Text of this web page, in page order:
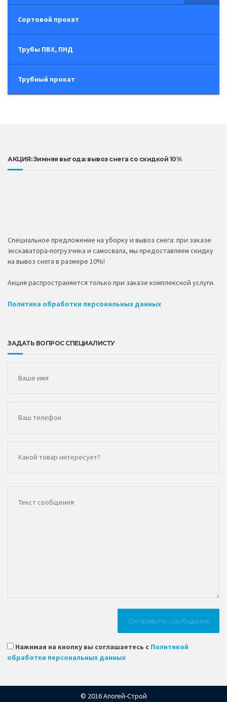
Сортовой прокат
Трубы ПВХ, ПНД
Трубный прокат
АКЦИЯ: Зимняя выгода: вывоз снега со скидкой 10%
Специальное предложение на уборку и вывоз снега: при заказе
экскаватора-погрузчика и самосвала, мы предоставляем скидку
на вывоз снега в размере 10%!
Акция распространяется только при заказе комплексной услуги.
Политика обработки персональных данных
ЗАДАТЬ ВОПРОС СПЕЦИАЛИСТУ
Нажимая на кнопку вы соглашаетесь с Политикой
обработки персональных данных
© 2016 Апогей-Строй